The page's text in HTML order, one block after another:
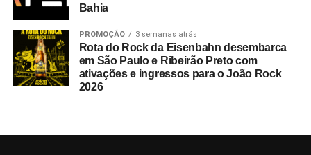
Bahia
PROMOÇÃO 3 semanas atrás
Rota do Rock da Eisenbahn desembarca
em São Paulo e Ribeirão Preto com
ativações e ingressos para o João Rock
2026